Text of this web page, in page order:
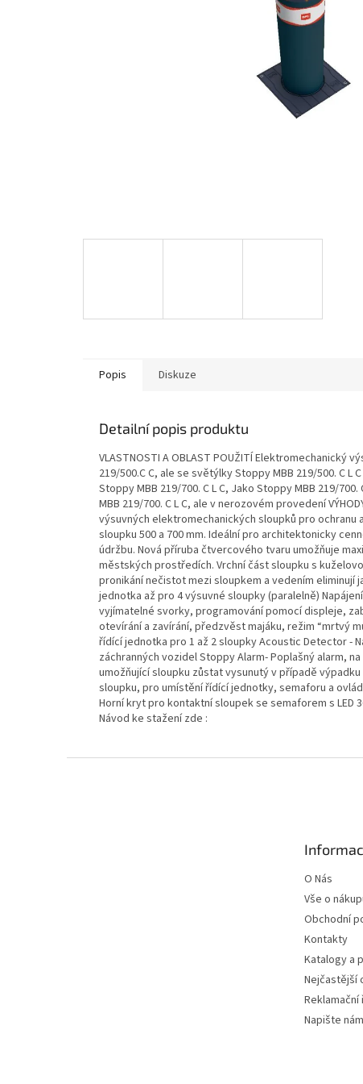
Popis Diskuze
Detailní popis produktu
VLASTNOSTI A OBLAST POUŽITÍ Elektromechanický
219/500.C C, ale se světýlky Stoppy MBB 219/500. C L
Stoppy MBB 219/700. C L C, Jako Stoppy MBB 219/
MBB 219/700. C L C, ale v nerozovém provedení
výsuvných elektromechanických sloupků pro
sloupku 500 a 700 mm. Ideální pro architektonicky
údržbu. Nová příruba čtvercového tvaru umožňuje
městských prostředích. Vrchní část sloupku s
pronikání nečistot mezi sloupkem a vedením eliminují
jednotka až pro 4 výsuvné sloupky (paralelně)
vyjímatelné svorky, programování pomocí displeje,
otevírání a zavírání, předzvěst majáku, režim “mrtvý
řídící jednotka pro 1 až 2 sloupky Acoustic Detector -
záchranných vozidel Stoppy Alarm- Poplašný alarm,
umožňující sloupku zůstat vysunutý v případě
sloupku, pro umístění řídící jednotky, semaforu a
Horní kryt pro kontaktní sloupek se semaforem s LED
Návod ke stažení zde :
O Nás
Vše o
Obchodní
Kontakty
Katalogy a
Nejčastější
Reklamační
Napište nám